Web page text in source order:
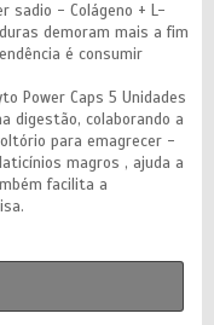
sadio - Colágeno + L-
demoram mais a fim
é consumir
Power Caps 5 Unidades
digestão, colaborando a
para emagrecer -
magros , ajuda a
facilita a